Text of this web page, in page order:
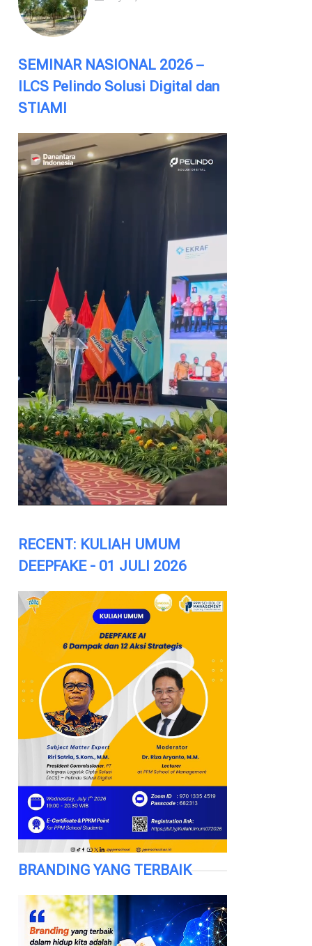
SEMINAR NASIONAL 2026 –
ILCS Pelindo Solusi Digital dan
STIAMI
RECENT: KULIAH UMUM
DEEPFAKE - 01 JULI 2026
BRANDING YANG TERBAIK